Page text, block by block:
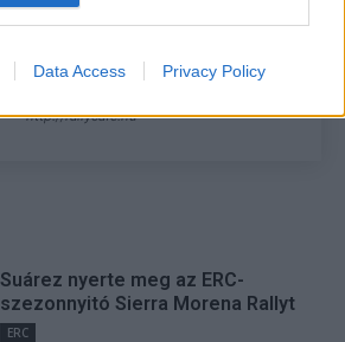
Data Access Privacy Policy
Hund Gábor
http://rallycafe.hu
Suárez nyerte meg az ERC-
szezonnyitó Sierra Morena Rallyt
ERC